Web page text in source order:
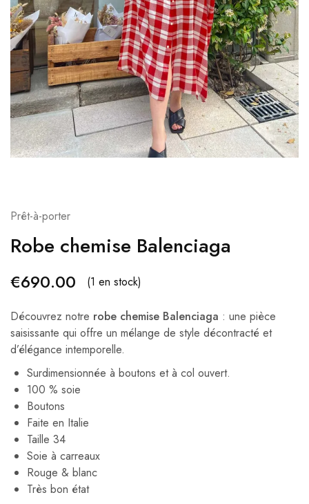
Prêt-à-porter
Robe chemise Balenciaga
€690.00 (1 en stock)
Découvrez notre robe chemise Balenciaga : une pièce
saisissante qui offre un mélange de style décontracté et
d’élégance intemporelle.
Surdimensionnée à boutons et à col ouvert.
100 % soie
Boutons
Faite en Italie
Taille 34
Soie à carreaux
Rouge & blanc
Très bon état